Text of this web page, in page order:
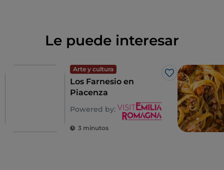
Le puede interesar
Arte y cultura
Me gusta
Los Farnesio en
Piacenza
Powered by:
3 minutos